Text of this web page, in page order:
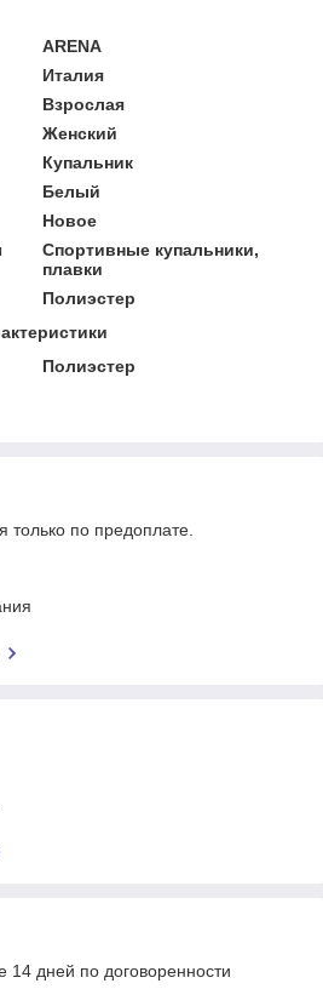
ARENA
Италия
Взрослая
Женский
Купальник
Белый
Новое
Спортивные купальники,
плавки
Полиэстер
Полиэстер
только по предоплате.
14 дней по договоренности